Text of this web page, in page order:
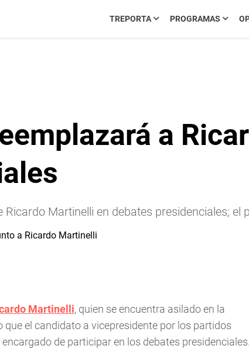
TREPORTA PROGRAMAS
a
Martinelli en debates presidenciales; el
Martinelli, quien se encuentra asilado en la
el candidato a vicepresidente por los partidos
encargado de participar en los debates presidenciales.